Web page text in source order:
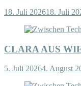
18. Juli 202618. Juli
CLARA AUS
5. Juli 20264. August